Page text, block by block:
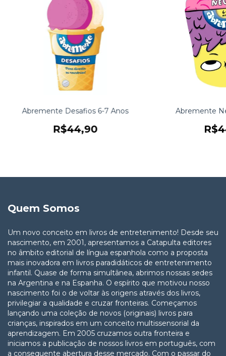
Abremente Desafios 6-7 Anos
R$44,90
Abremente
Quem Somos
Um novo conceito em livros de entretenimento! Desde seu
nascimento, em 2001, apresentamos a Catapulta editores
no âmbito editorial de língua espanhola como a proposta
mais inovadora em livros paradidáticos de entretenimento
infantil. Quase de forma simultânea, abrimos nossas sedes
na Argentina e na Espanha. O espírito que motivou nosso
nascimento foi o de voltar às origens através dos livros,
privilegiar a qualidade e cruzar fronteiras. Começamos
lançando uma coleção de novos (originais) livros para
crianças, inspirados em um conceito multissensorial da
aprendizagem. Em 2005 cruzamos outra fronteira e
iniciamos a publicação de nossos livros em português, com
a consequente abertura desse mercado. Com o passar do